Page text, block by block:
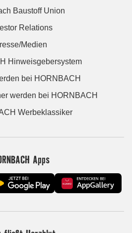
Baustoff Union
Relations
Medien
Hinweisgebersystem
bei HORNBACH
werden bei HORNBACH
Werbeklassiker
Apps